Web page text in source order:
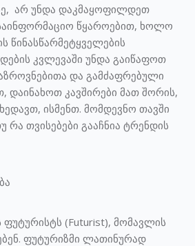
არ უნდა დაკმაყოფილდეთ
წყაროებით, ხოლო
წინასწარმეტყველების
კვლევაში უნდა გაიწაფოთ
და გამძაფრებული
დაინახოთ კავშირები მათ შორის,
ისმენთ. მომდევნო თავში
რა თვისებები გააჩნია ტრენდის
(Futurist), მომავლის
ფუტურიზმი ლათინურად